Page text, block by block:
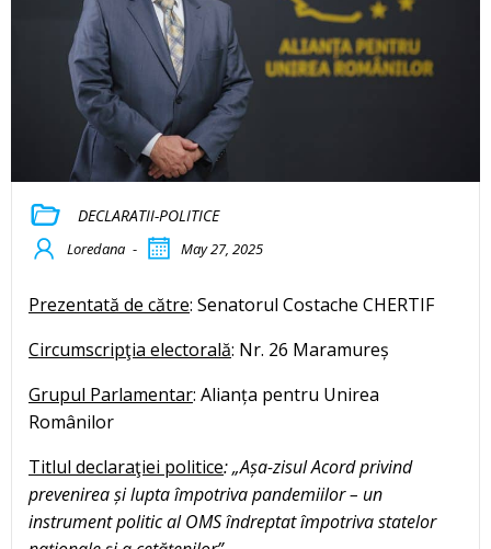
DECLARATII-POLITICE
Loredana - May 27, 2025
Prezentată de către: Senatorul Costache CHERTIF
Circumscripţia electorală: Nr. 26 Maramureș
Grupul Parlamentar: Alianța pentru Unirea
Românilor
Titlul declaraţiei politice: „Așa-zisul Acord privind
prevenirea și lupta împotriva pandemiilor – un
instrument politic al OMS îndreptat împotriva statelor